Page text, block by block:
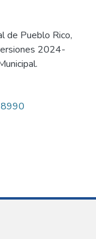
de Pueblo Rico,
2024-